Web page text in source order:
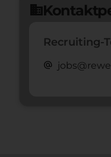
domain
Recruiting-
alternate_email